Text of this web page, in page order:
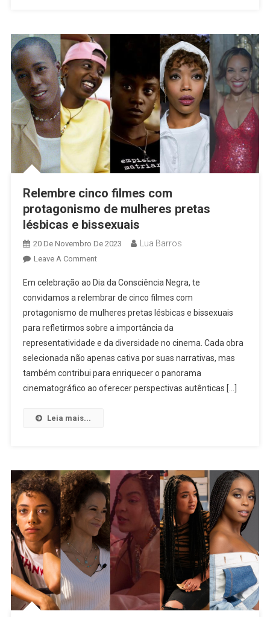
Relembre cinco filmes com
protagonismo de mulheres pretas
lésbicas e bissexuais
20 De Novembro De 2023 Lua Barros
Leave A CommentOn
Cinco
Filmes
Com
Protagonismo
De
Mulheres
Pretas
Lésbicas
Em celebração ao Dia da Consciência Negra, te
convidamos a relembrar de cinco filmes com
protagonismo de mulheres pretas lésbicas e bissexuais
para refletirmos sobre a importância da
representatividade e da diversidade no cinema. Cada obra
selecionada não apenas cativa por suas narrativas, mas
também contribui para enriquecer o panorama
cinematográfico ao oferecer perspectivas autênticas […]
Leia mais...